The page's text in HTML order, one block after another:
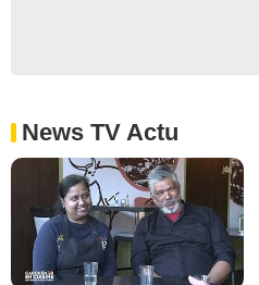
News TV Actu